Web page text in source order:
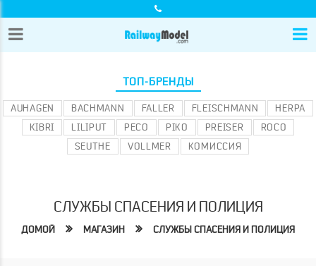
ТОП-БРЕНДЫ
AUHAGEN BACHMANN FALLER FLEISCHMANN
HERPA
KIBRI
LILIPUT PECO PIKO PREISER
ROCO
SEUTHE
VOLLMER КОМИССИЯ
СЛУЖБЫ СПАСЕНИЯ И ПОЛИЦИЯ
ДОМОЙ МАГАЗИН СЛУЖБЫ СПАСЕНИЯ И ПОЛИЦИЯ